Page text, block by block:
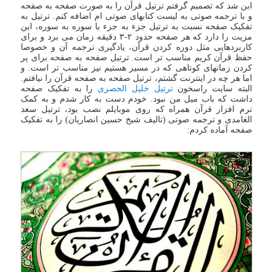
این شد که تصمیم گرفتم ترتیل قرآن را به صورت صفحه به صفحه
و با ترجمه صوتی به لیست کتابهای صوتی ام اضافه کنم. ترتیل به
تفکیک صفحه نسبت به ترتیل جزء به جزء یا سوره به سوره، این
مزیت را دارد که هر صفحه حدود ۲-۳ دقیقه زمان می برد و برای
کاربردهایی مثل دوره کردن قرآن، یادگیری ترجمه‌ آن و خصوصا
حفظ قرآن کریم مناسب تر است. ترتیل صفحه به صفحه برای پر
کردن زمانهای کوتاهی که در مسیر هستیم نیز مناسب تر است. و
اما هر چه در اینترنت گشتم، ترتیل صفحه به صفحه قرآن را نیافتم.
البته سایت راسخونترتیل خلیل الحصری را به تفکیک صفحه
داشت که باب میل من نبود. خودم دست به کار شدم و به کمک
نرم افزار قرآن همراه که روی موبایلم نصب بود، ترتیل سعد
الغامدی و ترجمه صوتی (تالیف شیخ حسین انصاریان) را به تفکیک
صفحه آماده کردم: